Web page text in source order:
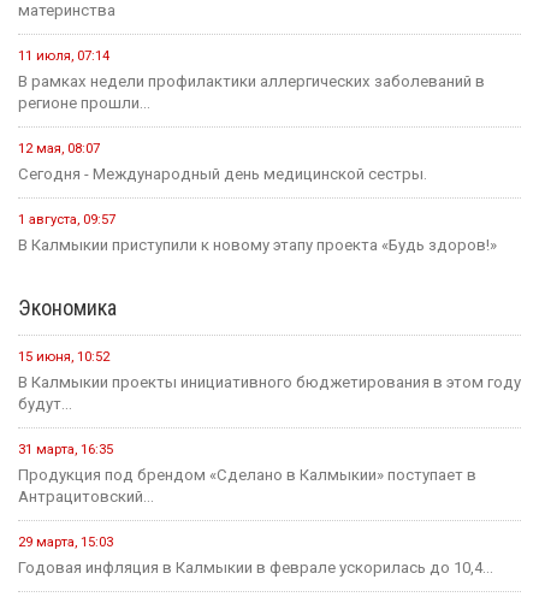
материнства
11 июля, 07:14
В рамках недели профилактики аллергических заболеваний в
регионе прошли...
12 мая, 08:07
Сегодня - Международный день медицинской сестры.
1 августа, 09:57
В Калмыкии приступили к новому этапу проекта «Будь здоров!»
Экономика
15 июня, 10:52
В Калмыкии проекты инициативного бюджетирования в этом году
будут...
31 марта, 16:35
Продукция под брендом «Сделано в Калмыкии» поступает в
Антрацитовский...
29 марта, 15:03
Годовая инфляция в Калмыкии в феврале ускорилась до 10,4...